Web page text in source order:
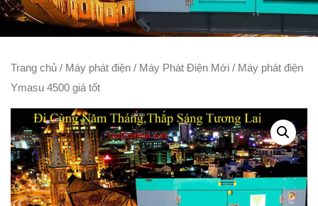
Trang chủ / Máy phát điện / Máy Phát Điện Mới / Máy phát điện
Ymasu 4500 giá tốt